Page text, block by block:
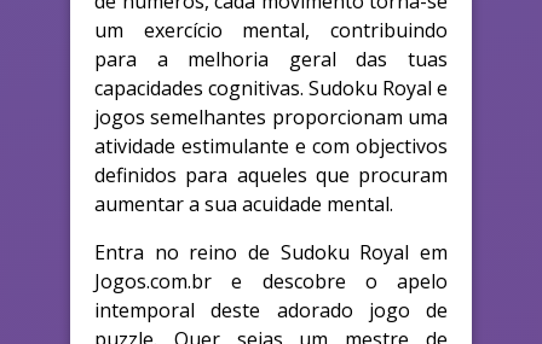
um exercício mental, contribuindo
para a melhoria geral das tuas
capacidades cognitivas. Sudoku Royal e
jogos semelhantes proporcionam uma
atividade estimulante e com objectivos
definidos para aqueles que procuram
aumentar a sua acuidade mental.
Entra no reino de Sudoku Royal em
Jogos.com.br e descobre o apelo
intemporal deste adorado jogo de